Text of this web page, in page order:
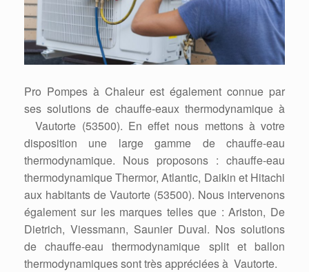
Pro Pompes à Chaleur est également connue par
ses solutions de chauffe-eaux thermodynamique à
Vautorte (53500). En effet nous mettons à votre
disposition une large gamme de chauffe-eau
thermodynamique. Nous proposons : chauffe-eau
thermodynamique Thermor, Atlantic, Daikin et Hitachi
aux habitants de Vautorte (53500). Nous intervenons
également sur les marques telles que : Ariston, De
Dietrich, Viessmann, Saunier Duval. Nos solutions
de chauffe-eau thermodynamique split et ballon
thermodynamiques sont très appréciées à Vautorte.